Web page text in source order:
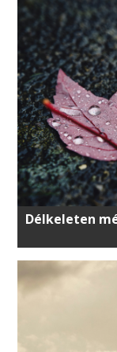
Délkeleten